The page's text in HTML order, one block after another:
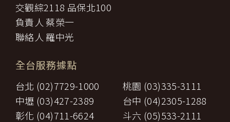
二、交通運輸費：旅程所需各種交通運輸之費用。
餐飲費：旅程中所列應由乙方安排之餐飲費用。
四、
住宿費：旅程中所列住宿及旅館之費用，如甲方需要單人房，
經乙方同意安排者，甲方應補繳所需差額。
六、
用。
七、 送費用及團體行李接送人員之小費，行李數量之重量依航空公
司規定辦理。
八、 稅捐：各地機場服務稅捐及團體餐宿稅捐。
九、 服務費：領隊及其他乙方為甲方安排服務人員之報酬。
【隱私權保護政策修訂】
「理想旅遊」網站保有修訂本政策之權利。當「理想旅遊」網站在
使用個人資料的規定上作出大修改時，會在網頁上張貼告示，通知
您相關事項。
尊重智慧財產權為全民應盡義務，「理想旅遊」網站所有程式、網
產權，任何人不得逕自使用、修改、重製、公開播送、改作、散
布、發行、公開發表、進行還原工程、解編或反向組譯。若需引用
或轉載，請事先依法取得「理想旅遊」或相關權利人之書面同意。
【我們對保護您隱私權的承諾】
交觀綜2118 品保北100
負責人 蔡榮一
聯絡人 羅中光
全台服務據點
台北 (02)7729-1000
桃園 (03)335-3111
中壢 (03)427-2389
台中 (04)2305-1288
彰化 (04)711-6624
斗六 (05)533-2111